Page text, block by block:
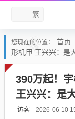
繁
您现在的位置： 首页
形机甲 王兴兴：是
390万起！
王兴兴：是
访客 2026-06-10